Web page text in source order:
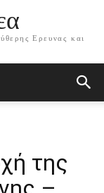
Ερευνας και
της